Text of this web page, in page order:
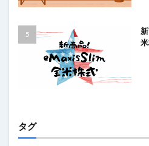
米
タグ